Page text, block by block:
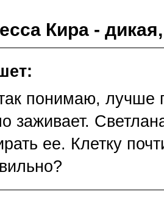
Кира -
понимаю, лучше
заживает.
ее. Клетку